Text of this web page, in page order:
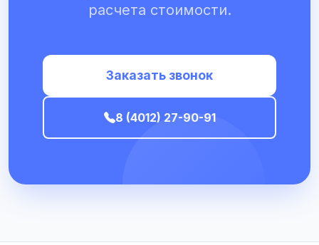
расчета стоимости.
Заказать звонок
8 (4012) 27-90-91